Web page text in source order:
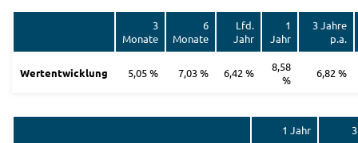
3
Monate
6
Monate
Lfd.
Jahr
1
Jahr
3 Jahre
p.a.
Wertentwicklung 5,05 % 7,03 % 6,42 %
8,58
%
6,82 %
1 Jahr